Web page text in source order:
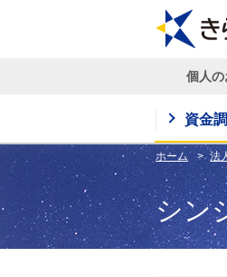
個人の
資金
ホーム 法
シン